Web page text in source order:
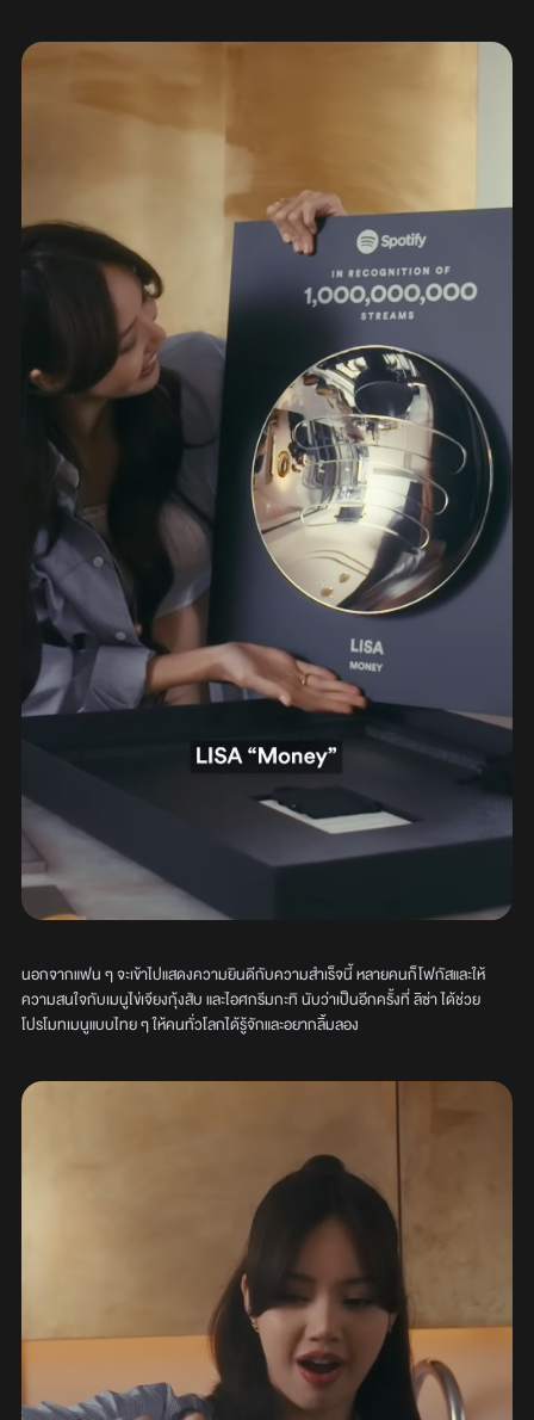
นอกจากแฟน ๆ จะเข้าไปแสดงความยินดีกับความสำเร็จนี้ หลายคนก็โฟกัสและให้
ความสนใจกับเมนูไข่เจียงกุ้งสับ และไอศกรีมกะทิ นับว่าเป็นอีกครั้งที่ ลิซ่า ได้ช่วย
โปรโมทเมนูแบบไทย ๆ ให้คนทั่วโลกได้รู้จักและอยากลิ้มลอง